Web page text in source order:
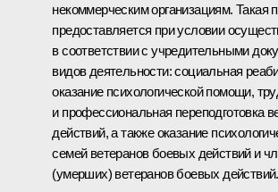
некоммерческим организациям. Такая
предоставляется при условии
в соответствии с учредительными
видов деятельности: социальная
оказание психологической помощи,
и профессиональная переподготовка
действий, а также оказание
семей ветеранов боевых действий и
(умерших) ветеранов боевых действий.